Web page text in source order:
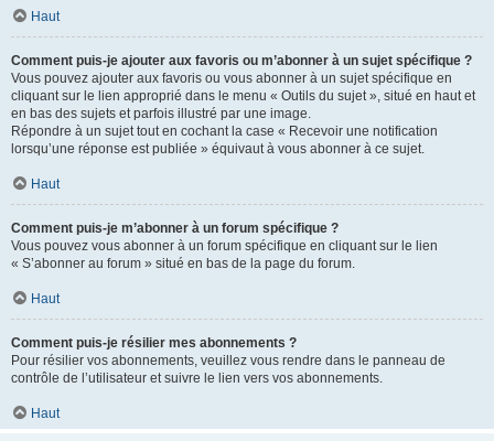
Haut
Comment puis-je ajouter aux favoris ou m’abonner à un sujet spécifique ?
Vous pouvez ajouter aux favoris ou vous abonner à un sujet spécifique en
cliquant sur le lien approprié dans le menu « Outils du sujet », situé en haut et
en bas des sujets et parfois illustré par une image.
Répondre à un sujet tout en cochant la case « Recevoir une notification
lorsqu’une réponse est publiée » équivaut à vous abonner à ce sujet.
Haut
Comment puis-je m’abonner à un forum spécifique ?
Vous pouvez vous abonner à un forum spécifique en cliquant sur le lien
« S’abonner au forum » situé en bas de la page du forum.
Haut
Comment puis-je résilier mes abonnements ?
Pour résilier vos abonnements, veuillez vous rendre dans le panneau de
contrôle de l’utilisateur et suivre le lien vers vos abonnements.
Haut